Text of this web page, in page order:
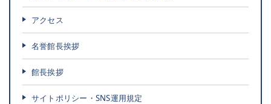
アクセス
名誉館長挨拶
館長挨拶
サイトポリシー・SNS運用規定